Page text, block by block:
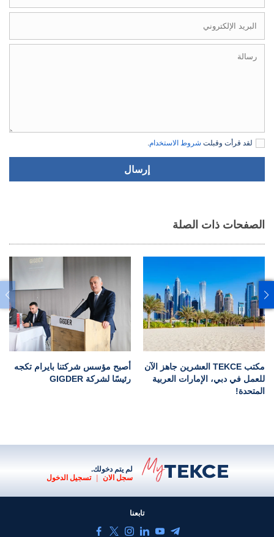
لقد قرأت وقبلت شروط الاستخدام.
إرسال
الصفحات ذات الصلة
مكتب TEKCE العشرين جاهز الآن
للعمل في دبي، الإمارات العربية
المتحدة!
أصبح مؤسس شركتنا بايرام تكجه
رئيسًا لشركة GIGDER
لم يتم دخولك.
سجل الان
| تسجيل الدخول
تابعنا